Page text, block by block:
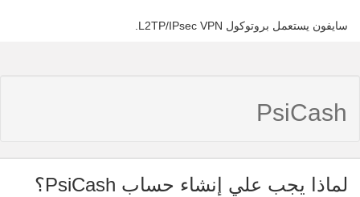
سايفون يستعمل بروتوكول L2TP/IPsec VPN.
PsiCash
لماذا يجب علي إنشاء حساب PsiCash؟